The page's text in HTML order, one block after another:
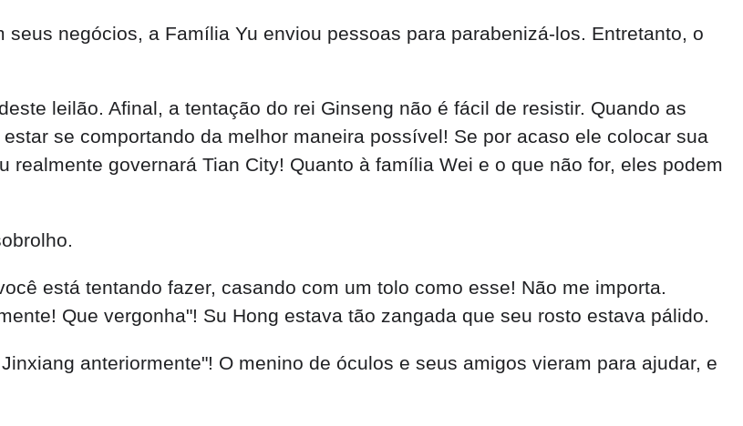
negócios, a Família Yu enviou pessoas para parabenizá-los. Entretanto, o
leilão. Afinal, a tentação do rei Ginseng não é fácil de resistir. Quando as
se comportando da melhor maneira possível! Se por acaso ele colocar sua
governará Tian City! Quanto à família Wei e o que não for, eles podem
está tentando fazer, casando com um tolo como esse! Não me importa.
Que vergonha"! Su Hong estava tão zangada que seu rosto estava pálido.
anteriormente"! O menino de óculos e seus amigos vieram para ajudar, e